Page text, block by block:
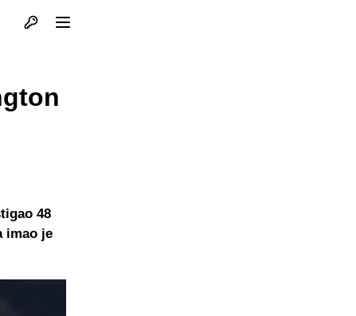
Otvori profil
48
imao je